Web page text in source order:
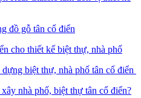
đồ gỗ tân cổ điển
cho thiết kế biệt thự, nhà phố
biệt thự, nhà phố tân cổ điển
nhà phố, biệt thự tân cổ điển?